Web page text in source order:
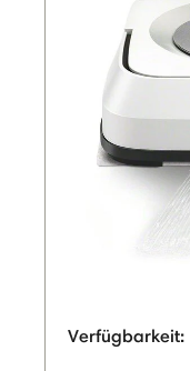
Verfügbarkeit: